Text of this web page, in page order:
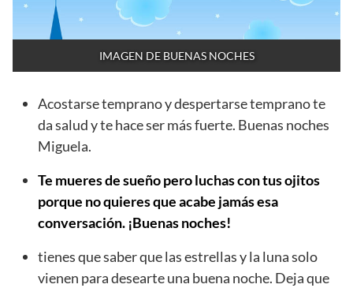
IMAGEN DE BUENAS NOCHES
Acostarse temprano y despertarse temprano te
da salud y te hace ser más fuerte. Buenas noches
Miguela.
Te mueres de sueño pero luchas con tus ojitos
porque no quieres que acabe jamás esa
conversación. ¡Buenas noches!
tienes que saber que las estrellas y la luna solo
vienen para desearte una buena noche. Deja que